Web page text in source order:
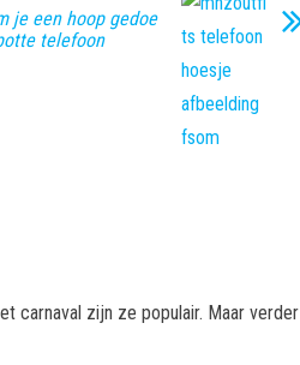
je een hoop gedoe
telefoon
carnaval zijn ze populair. Maar verder